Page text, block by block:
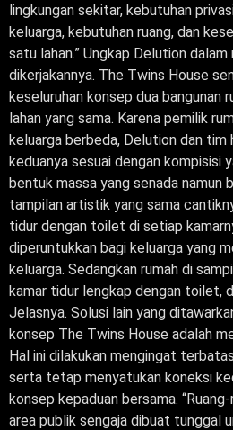
lingkungan sekitar, kebutuhan
keluarga, kebutuhan ruang, dan
satu lahan.” Ungkap Delution
dikerjakannya. The Twins House
keseluruhan konsep dua bangunan
lahan yang sama. Karena pemilik
keluarga berbeda, Delution dan tim
keduanya sesuai dengan kompisisi
bentuk massa yang senada namun
tampilan artistik yang sama
tidur dengan toilet di setiap
diperuntukkan bagi keluarga yang
keluarga. Sedangkan rumah di
kamar tidur lengkap dengan toilet,
Jelasnya. Solusi lain yang
konsep The Twins House adalah
Hal ini dilakukan mengingat
serta tetap menyatukan koneksi
konsep kepaduan bersama.
area publik sengaja dibuat tunggal